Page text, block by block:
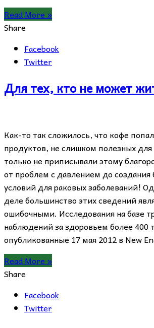
Read More »
Share
Facebook
Twitter
Для тех, кто не может
Как-то так сложилось, что кофе
продуктов, не слишком полезных для
только не приписывали этому
от проблем с давлением до создания
условий для раковых заболеваний!
деле большинство этих сведений
ошибочными. Исследования на базе
наблюдений за здоровьем более 400
опубликованные 17 мая 2012 в New
Read More »
Share
Facebook
Twitter